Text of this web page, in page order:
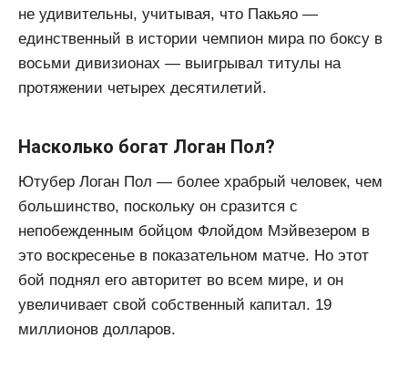
не удивительны, учитывая, что Пакьяо —
единственный в истории чемпион мира по боксу в
восьми дивизионах — выигрывал титулы на
протяжении четырех десятилетий.
Насколько богат Логан Пол?
Ютубер Логан Пол — более храбрый человек, чем
большинство, поскольку он сразится с
непобежденным бойцом Флойдом Мэйвезером в
это воскресенье в показательном матче. Но этот
бой поднял его авторитет во всем мире, и он
увеличивает свой собственный капитал. 19
миллионов долларов.